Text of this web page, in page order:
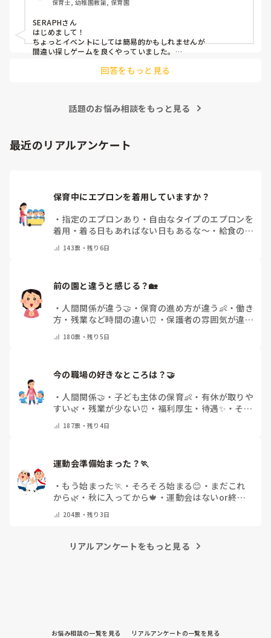
保育士, 幼稚園教諭, 保育園
SERAPHさん
はじめまして！
ちょっとイベントにしては簡易的かもしれませんが
間違い探しゲームを良くやっていました。
観客にその姿を覚えてもらう
(ここですでに装飾しています)
制限時間もありつつ、ぜんぶ当たるまでのタイムでチーム対抗
にしたりと繰り返すうちに子どもたちと相談しながらアレンジ
して楽しみましたよ。
参考になれば。。
回答をもっと見る
話題のお悩み相談をもっと見る
最近のリアルアンケート
保育中にエプロンを着用していますか？
・ 指定のエプロンあり ・ 自由なタイプのエプロンを
着用 ・着る日もあればない日もあるな～ ・ 給食のと
で教えてください)
143票・残り6日
前の園と違うと感じる？🏡
・ 人間関係が違う🤝 ・ 保育の進め方が違う👶 ・働き
方・残業など時間の違い⏰ ・保護者の雰囲気が違う
で教えてください)
180票・残り5日
・ 人間関係🤝 ・ 子ども主体の保育👶 ・ 有休が取りや
すい🌿 ・ 残業が少ない⏰ ・ 福利厚生・待遇✨ ・ その
187票・残り4日
運動会準備始まった？🏃
・ もう始まった🏃 ・ そろそろ始まる😊 ・ まだこれ
から🌿 ・ 秋に入ってから🍁 ・運動会はないor終わ
204票・残り3日
リアルアンケートをもっと見る
お悩み相談の一覧を見る リアルアンケートの一覧を見る